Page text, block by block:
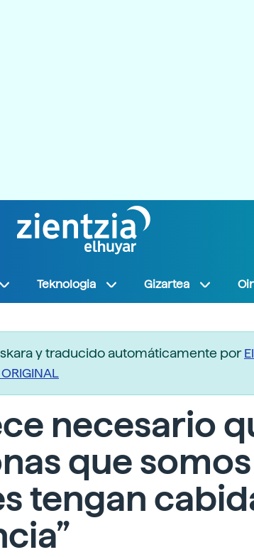
Teknologia Gizartea
y traducido automáticamente por
necesario
que somos
tengan